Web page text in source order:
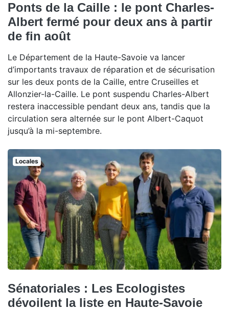
Ponts de la Caille : le pont Charles-
Albert fermé pour deux ans à partir
de fin août
Le Département de la Haute-Savoie va lancer
d’importants travaux de réparation et de sécurisation
sur les deux ponts de la Caille, entre Cruseilles et
Allonzier-la-Caille. Le pont suspendu Charles-Albert
restera inaccessible pendant deux ans, tandis que la
circulation sera alternée sur le pont Albert-Caquot
jusqu’à la mi-septembre.
Locales
Sénatoriales : Les Ecologistes
dévoilent la liste en Haute-Savoie